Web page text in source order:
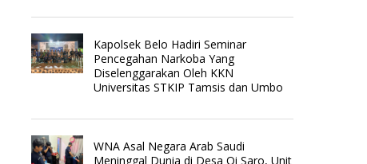
Kapolsek Belo Hadiri Seminar
Pencegahan Narkoba Yang
Diselenggarakan Oleh KKN
Universitas STKIP Tamsis dan Umbo
WNA Asal Negara Arab Saudi
Meninggal Dunia di Desa Oi Saro, Unit